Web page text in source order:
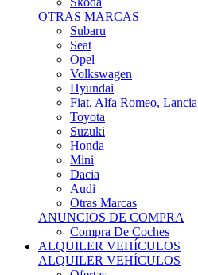
Compra De Coches
ALQUILER VEHÍCULOS
ALQUILER VEHÍCULOS
Ofertas
Búsquedas
PERSONAL
COPILOTOS
Copilotos Disponibles
Busqueda De Copilotos
MECANICOS
Mecánicos Disponibles
Búsqueda De Mecánicos
PIEZAS DE COMPETICIÓN
MECÁNICA
Motores
Refrigeración
Electrónica
Cajas De Cambio
Sistemas De Escape